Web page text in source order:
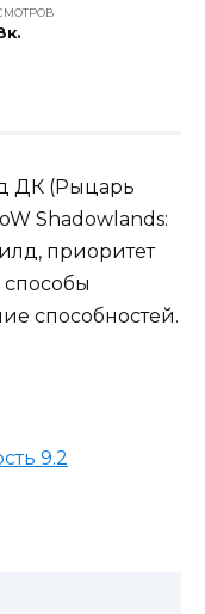
ДК (Рыцарь
Shadowlands:
приоритет
способы
способностей.
9.2